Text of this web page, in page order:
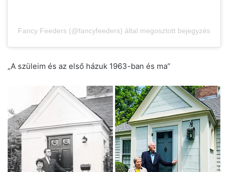
Fancy Feeders (@fancyfeeders) által megosztott bejegyzés
„A szüleim és az első házuk 1963-ban és ma”